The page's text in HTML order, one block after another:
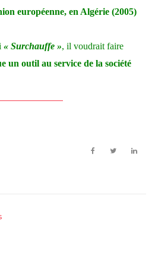
européenne, en Algérie (2005)
« Surchauffe », il voudrait faire
un outil au service de la société